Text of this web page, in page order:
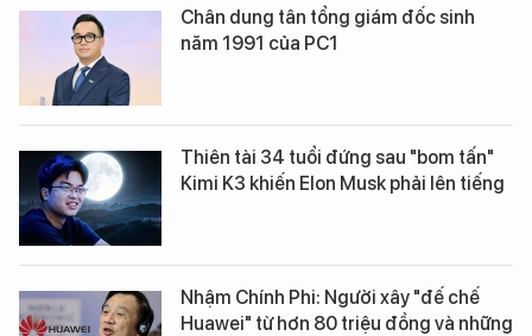
Chân dung tân tổng giám đốc sinh
năm 1991 của PC1
Thiên tài 34 tuổi đứng sau "bom tấn"
Kimi K3 khiến Elon Musk phải lên tiếng
Nhậm Chính Phi: Người xây "đế chế
Huawei" từ hơn 80 triệu đồng và những